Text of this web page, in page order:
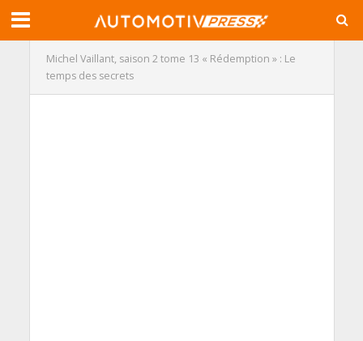
Michel Vaillant, saison 2 tome 13 « Rédemption » : Le
temps des secrets